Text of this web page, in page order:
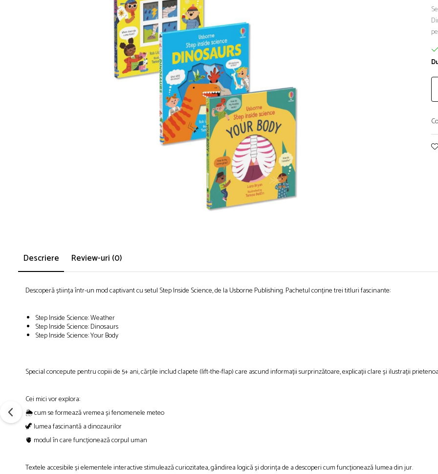
Descriere Review-uri (0)
Descoperă știința într-un mod captivant cu setul Step Inside Science, de la Usborne Publishing. Pachetul conține trei titluri fascinante:
Step Inside Science: Weather
Step Inside Science: Dinosaurs
Step Inside Science: Your Body
Special concepute pentru copiii de 5+ ani, cărțile includ clapete (lift-the-flap) care ascund informații surprinzătoare, explicații clare și ilustrații
Cei mici vor explora:
🌦️ cum se formează vremea și fenomenele meteo
🦖 lumea fascinantă a dinozaurilor
🫀 modul în care funcționează corpul uman
Textele accesibile și elementele interactive stimulează curiozitatea, gândirea logică și dorința de a descoperi cum funcționează lumea din jur.